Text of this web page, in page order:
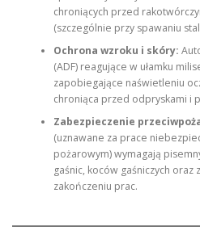
chroniących przed
(szczególnie przy spawaniu
Ochrona wzroku i skóry:
(ADF) reagujące w ułamku
zapobiegające naświetleniu
chroniąca przed odpryskami i
Zabezpieczenie
(uznawane za prace
pożarowym) wymagają
gaśnic, koców gaśniczych
zakończeniu prac.